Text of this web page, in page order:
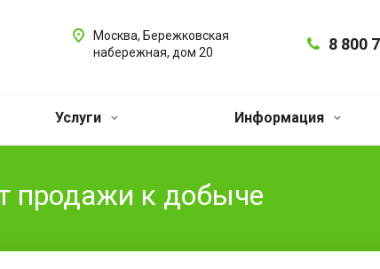
8 800
Москва, Бережковская
набережная, дом 20
Услуги Информация
продажи к добыче